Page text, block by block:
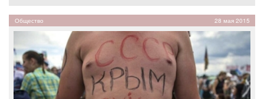
Общество 28 мая 2015